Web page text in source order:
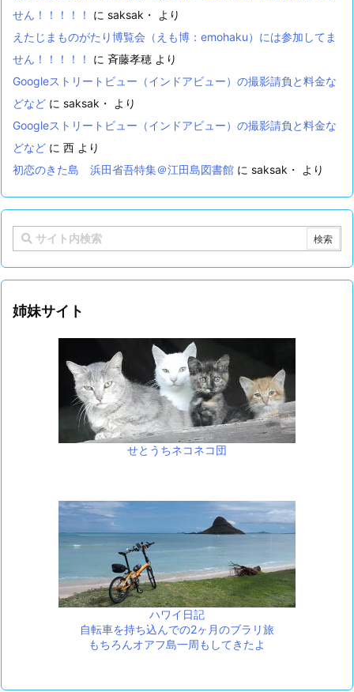
せん！！！！！
に saksak・
より
えたじまものがたり博覧会（えも博：emohaku）には参加してま
せん！！！！！
に 斉藤孝穂 より
Googleストリートビュー（インドアビュー）の撮影請負と料金な
どなど に saksak・
より
Googleストリートビュー（インドアビュー）の撮影請負と料金な
どなど に 西 より
初恋のきた島 浜田省吾特集＠江田島図書館 に saksak・ より
姉妹サイト
せとうちネコネコ団
ハワイ日記
自転車を持ち込んでの2ヶ月のブラリ旅
もちろんオアフ島一周もしてきたよ